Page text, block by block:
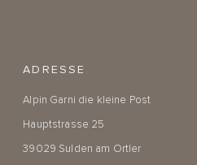
ADRESSE
Alpin Garni die kleine Post
Hauptstrasse 25
39029 Sulden am Ortler